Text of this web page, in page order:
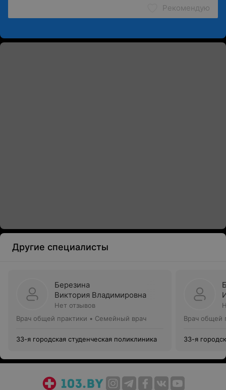
Рекомендую
Другие специалисты
Березина
Виктория Владимировна
Нет отзывов
Врач общей практики • Семейный врач
33-я городская студенческая поликлиника
Врач общей
33-я